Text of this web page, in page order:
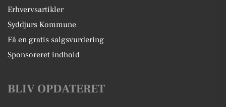
Erhvervsartikler
Syddjurs Kommune
Få en gratis salgsvurdering
Sponsoreret indhold
BLIV OPDATERET